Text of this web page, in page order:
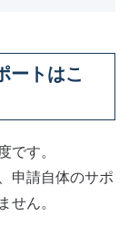
ートはこ
です。
申請自体のサポ
せん。